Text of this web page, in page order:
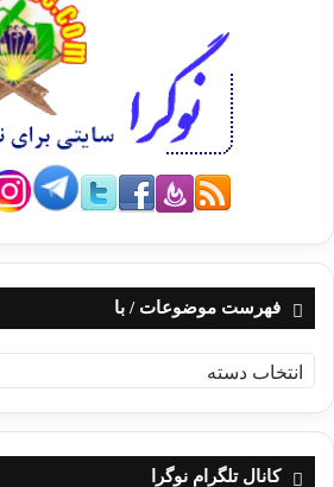
فهرست موضوعات / با
ه
ر
کانال تلگرام نوگرا